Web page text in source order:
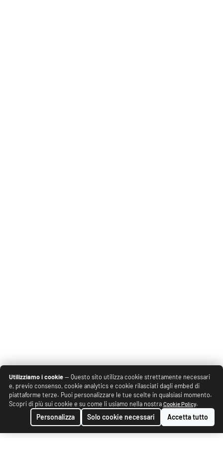
Utilizziamo i cookie— Questo sito utilizza cookie strettamente necessari
e, previo consenso, cookie analytics e cookie rilasciati dagli embed di
piattaforme terze. Puoi personalizzare le tue scelte in qualsiasi momento.
Scopri di più sui cookie e su come li usiamo nella nostra Cookie Policy.
Personalizza Solo cookie necessari Accetta tutto